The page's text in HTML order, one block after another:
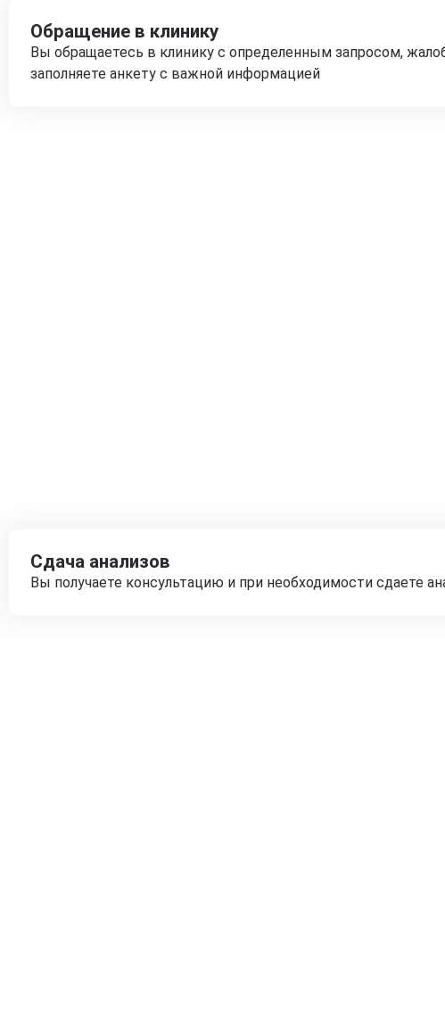
Обращение в клинику
Вы обращаетесь в клинику с определенным запросом,
заполняете анкету с важной информацией
Сдача анализов
Вы получаете консультацию и при необходимости сдаете